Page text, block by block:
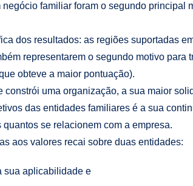
familiar foram o segundo
dos resultados: as regiões suportadas
representarem o segundo motivo para
obteve a maior pontuação).
uma organização, a sua maior
das entidades familiares é a sua
se relacionem com a empresa.
aos valores recai sobre duas entidades:
sua aplicabilidade e